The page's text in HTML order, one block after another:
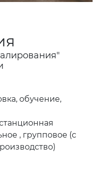
обучение,
, групповое (с